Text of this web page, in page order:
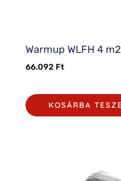
Warmup WLFH 4
66.092 Ft
KOSÁRBA